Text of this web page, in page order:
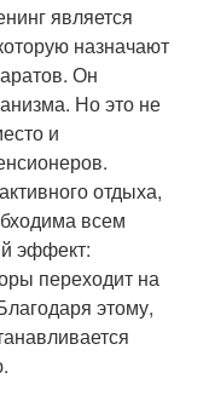
является
назначают
Он
Но это не
и
отдыха,
всем
эффект:
переходит на
этому,